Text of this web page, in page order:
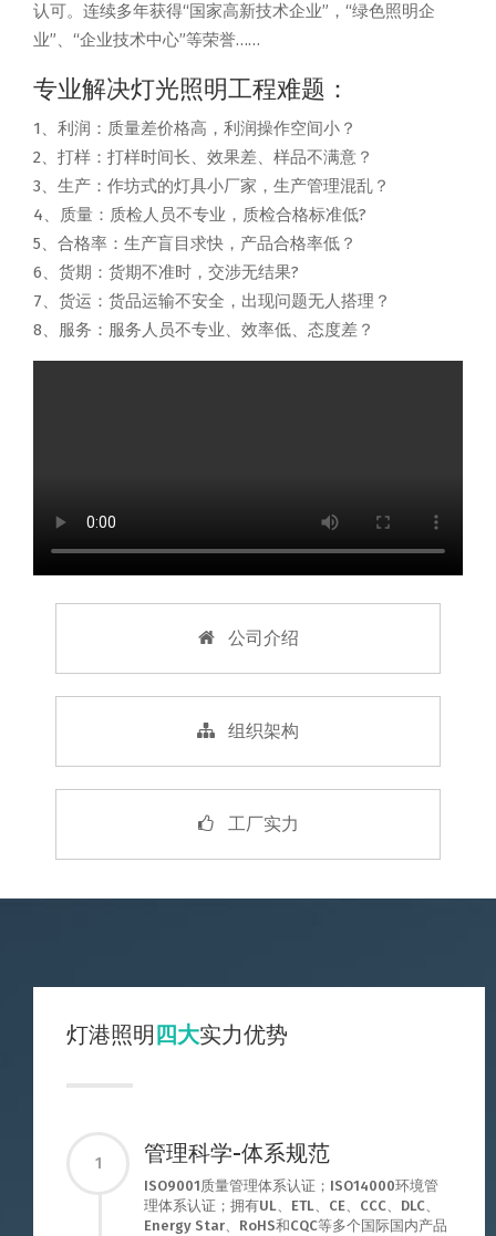
认可。连续多年获得“国家高新技术企业”，“绿色照明企
业”、“企业技术中心”等荣誉……
专业解决灯光照明工程难题：
1、利润：质量差价格高，利润操作空间小？
2、打样：打样时间长、效果差、样品不满意？
3、生产：作坊式的灯具小厂家，生产管理混乱？
4、质量：质检人员不专业，质检合格标准低?
5、合格率：生产盲目求快，产品合格率低？
6、货期：货期不准时，交涉无结果?
7、货运：货品运输不安全，出现问题无人搭理？
8、服务：服务人员不专业、效率低、态度差？
公司介绍
组织架构
工厂实力
灯港照明四大实力优势
1 管理科学-体系规范
ISO9001质量管理体系认证；ISO14000环境管
理体系认证；拥有UL、ETL、CE、CCC、DLC、
Energy Star、RoHS和CQC等多个国际国内产品